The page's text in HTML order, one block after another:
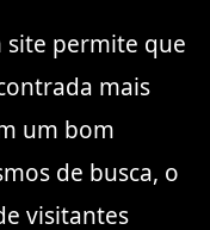
site permite que
mais
um bom
de busca, o
visitantes